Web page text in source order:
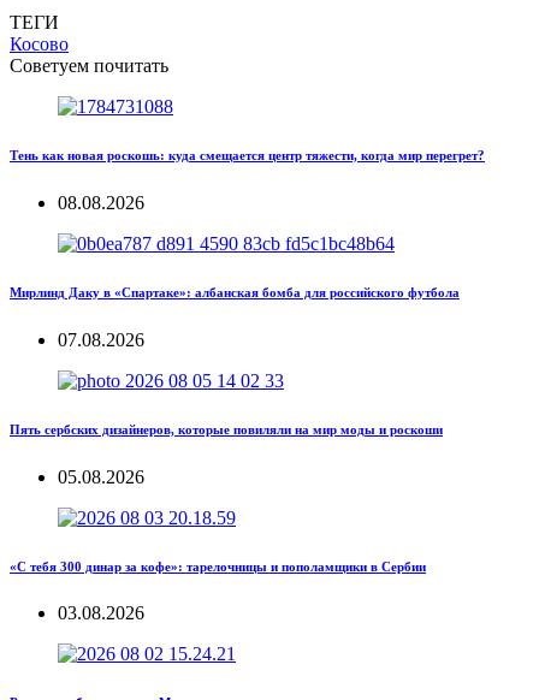
ТЕГИ
Косово
Советуем почитать
Тень как новая роскошь: куда смещается центр тяжести, когда мир перегрет?
08.08.2026
Мирлинд Даку в «Спартаке»: албанская бомба для российского футбола
07.08.2026
Пять сербских дизайнеров, которые повиляли на мир моды и роскоши
05.08.2026
«С тебя 300 динар за кофе»: тарелочницы и пополамщики в Сербии
03.08.2026